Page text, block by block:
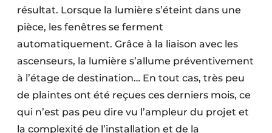
résultat. Lorsque la lumière s’éteint dans une
pièce, les fenêtres se ferment
automatiquement. Grâce à la liaison avec les
ascenseurs, la lumière s’allume préventivement
à l’étage de destination… En tout cas, très peu
de plaintes ont été reçues ces derniers mois, ce
qui n’est pas peu dire vu l’ampleur du projet et
la complexité de l’installation et de la